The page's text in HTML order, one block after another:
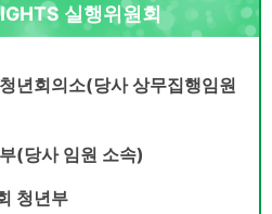
실행위원회
년회의소(당사 상무집행임원
(당사 임원 소속)
청년부